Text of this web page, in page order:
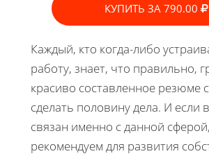
КУПИТЬ ЗА 790.00
Каждый, кто когда-либо
работу, знает, что правильно,
красиво составленное резюме
сделать половину дела. И если
связан именно с данной
рекомендуем для развития